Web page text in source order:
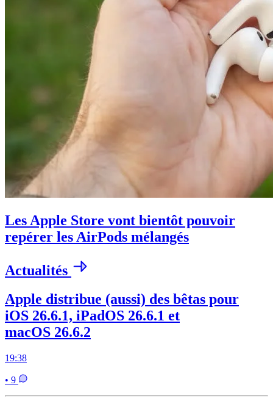
Les Apple Store vont bientôt pouvoir
repérer les AirPods mélangés
Actualités
Apple distribue (aussi) des bêtas pour
iOS 26.6.1, iPadOS 26.6.1 et
macOS 26.6.2
19:38
• 9